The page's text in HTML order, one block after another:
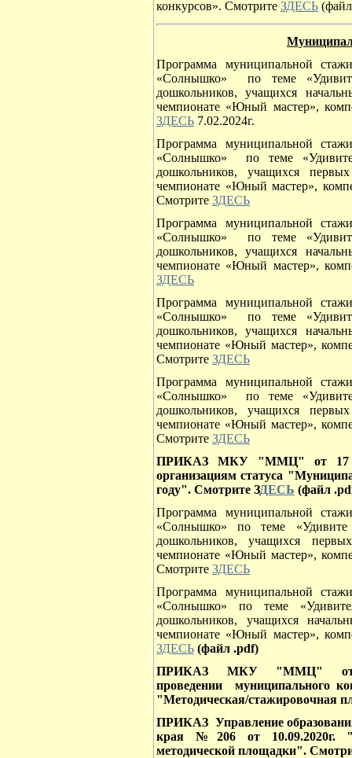
конкурсов». Смотрите ЗДЕСЬ
Программа муниципальной
«Солнышко» по теме
дошкольников, учащихся
чемпионате «Юный мастер»,
ЗДЕСЬ 7.02.2024г.
Программа муниципальной
«Солнышко» по теме
дошкольников, учащихся
чемпионате «Юный мастер»,
Смотрите ЗДЕСЬ
Программа муниципальной
«Солнышко» по теме
дошкольников, учащихся
чемпионате «Юный мастер»,
ЗДЕСЬ
Программа муниципальной
«Солнышко» по теме
дошкольников, учащихся
чемпионате «Юный мастер»,
Смотрите ЗДЕСЬ
Программа муниципальной
«Солнышко» по теме
дошкольников, учащихся
чемпионате «Юный мастер»,
Смотрите ЗДЕСЬ
ПРИКАЗ МКУ "ММЦ" от 17
организациям статуса
году". Смотрите ЗДЕСЬ (файл
Программа муниципальной
«Солнышко» по теме
дошкольников, учащихся
чемпионате «Юный мастер»,
Смотрите ЗДЕСЬ
Программа муниципальной
«Солнышко» по теме
дошкольников, учащихся
чемпионате «Юный мастер»,
ЗДЕСЬ (файл .pdf)
ПРИКАЗ МКУ "ММЦ" от
проведении муниципального
"Методическая/стажировочная
ПРИКАЗ Управление
края №206 от 10.09.2020г.
методической площадки".